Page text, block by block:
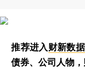
推荐进入财新数
债券、公司人物，